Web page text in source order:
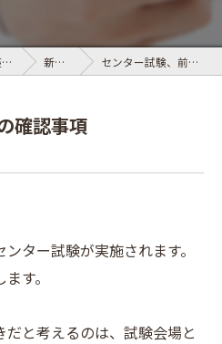
梅島の完全個別指導塾なら英才個別学院 梅島校 新着情報 センター試験、前日の確認事項
確認事項
ター試験が実施されます。
す。
と考えるのは、試験会場と